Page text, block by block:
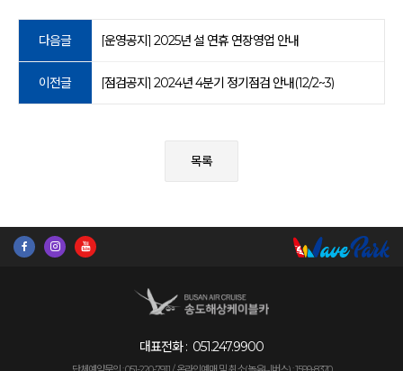
다음글 [운영공지] 2025년 설 연휴 연장영업 안내
이전글 [점검공지] 2024년 4분기 정기점검 안내(12/2~3)
목록
대표전화 : 051.247.9900